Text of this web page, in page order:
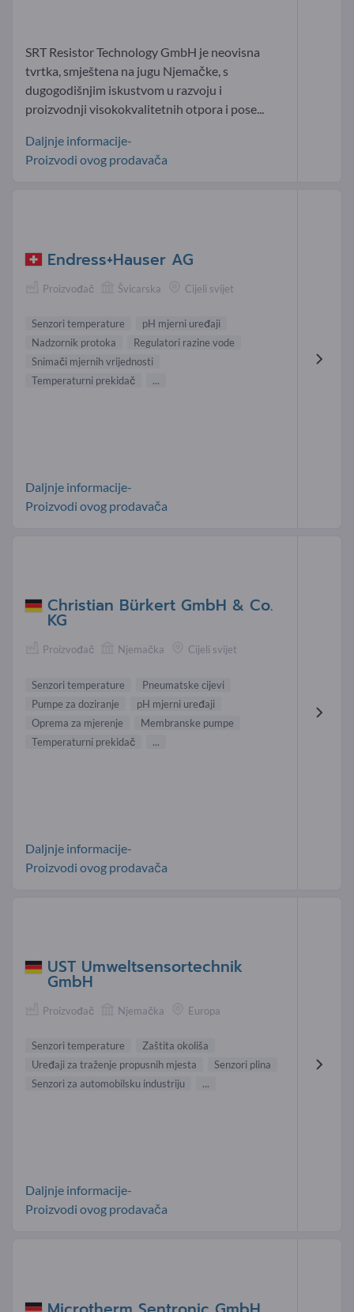
SRT Resistor Technology GmbH je neovisna
tvrtka, smještena na jugu Njemačke, s
dugogodišnjim iskustvom u razvoju i
proizvodnji visokokvalitetnih otpora i pose...
Daljnje informacije-
Proizvodi ovog prodavača
Endress+Hauser AG
Proizvođač Švicarska Cijeli svijet
Senzori temperature
pH mjerni uređaji
Nadzornik protoka
Regulatori razine vode
Snimači mjernih vrijednosti
Temperaturni prekidač
...
Daljnje informacije-
Proizvodi ovog prodavača
Christian Bürkert GmbH & Co.
KG
Proizvođač Njemačka Cijeli svijet
Senzori temperature
Pneumatske cijevi
Pumpe za doziranje
pH mjerni uređaji
Oprema za mjerenje
Membranske pumpe
Temperaturni prekidač
...
Daljnje informacije-
Proizvodi ovog prodavača
UST Umweltsensortechnik
GmbH
Proizvođač Njemačka Europa
Senzori temperature
Zaštita okoliša
Uređaji za traženje propusnih mjesta
Senzori plina
Senzori za automobilsku industriju
...
Daljnje informacije-
Proizvodi ovog prodavača